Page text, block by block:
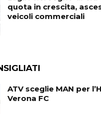
quota in crescita,
veicoli commerciali
ATV sceglie MAN per
Verona FC